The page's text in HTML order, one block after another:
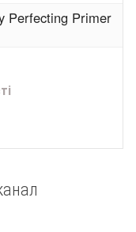
Perfecting Primer